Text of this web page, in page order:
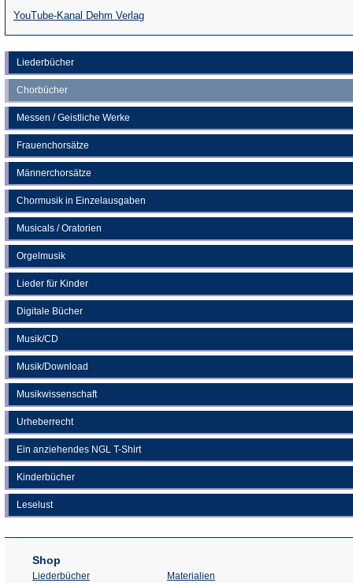
Liederbücher
Chorbücher
Messen / Geistliche Werke
Frauenchorsätze
Männerchorsätze
Chormusik in Einzelausgaben
Musicals / Oratorien
Orgelmusik
Lieder für Kinder
Digitale Bücher
Musik/CD
Musik/Download
Musikwissenschaft
Urheberrecht
Ein anziehendes NGL T-Shirt
Kinderbücher
Leselust
YouTube-Kanal Dehm Verlag(Öffnet
in
einem
neuen
Shop
Liederbücher Materialien